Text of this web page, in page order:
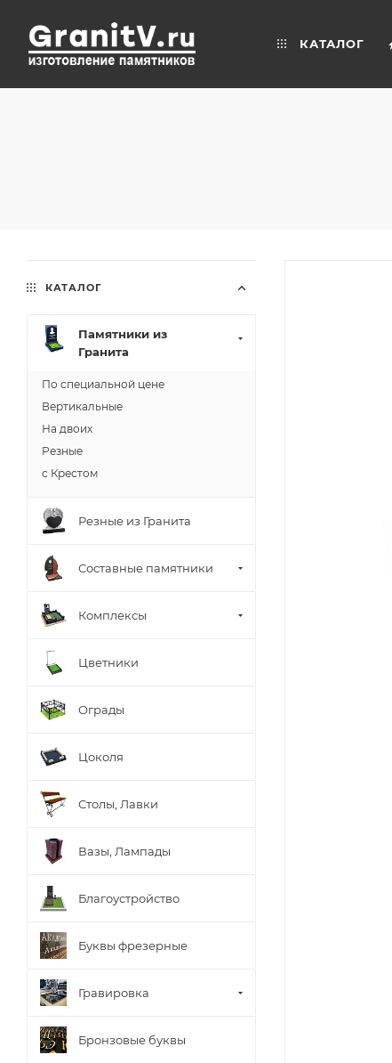
КАТАЛОГ
КАТАЛОГ
Памятники из
Гранита
По специальной цене
Вертикальные
На двоих
Резные
с Крестом
Резные из Гранита
Составные памятники
Комплексы
Цветники
Ограды
Цоколя
Столы, Лавки
Вазы, Лампады
Благоустройство
Буквы фрезерные
Гравировка
Бронзовые буквы